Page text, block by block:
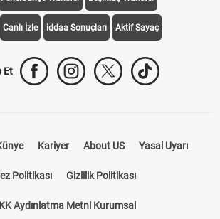
Fenerbahçe Transfer Beşiktaş Transfer
Canlı İzle iddaa Sonuçları Aktif Sayaç